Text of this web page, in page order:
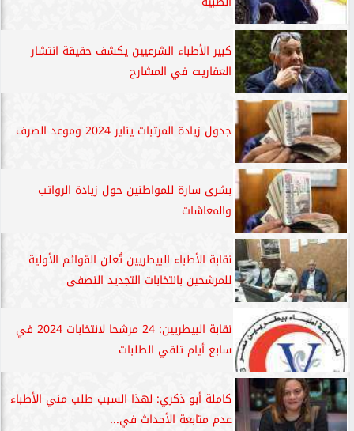
كبير الأطباء الشرعيين يكشف حقيقة انتشار
العفاريت في المشارح
جدول زيادة المرتبات يناير 2024 وموعد الصرف
بشرى سارة للمواطنين حول زيادة الرواتب
والمعاشات
نقابة الأطباء البيطريين تُعلن القوائم الأولية
للمرشحين بانتخابات التجديد النصفى
نقابة البيطريين: 24 مرشحا لانتخابات 2024 في
سابع أيام تلقي الطلبات
كاملة أبو ذكري: لهذا السبب طلب مني الأطباء
عدم متابعة الأحداث في...